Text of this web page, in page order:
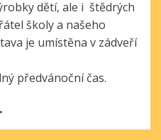
dětí, ale i štědrých
školy a našeho
je umístěna v zádveří
předvánoční čas.